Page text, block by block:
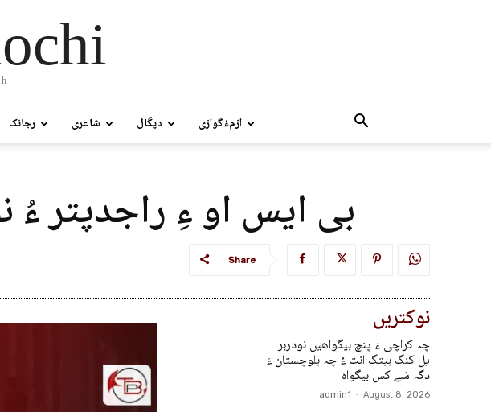
رجانک شاعری دپگال ازمءُگوازی
بی ایس او ءِ راجدپتر ءُ
Share
نوکتریں
چہ کراچی ءَ پنچ بیگواھیں نودربر
یل کنگ بیتگ انت ءُ چہ بلوچستان ءَ
دگہ سَے کس بیگواہ
admin1 - August 8, 2026